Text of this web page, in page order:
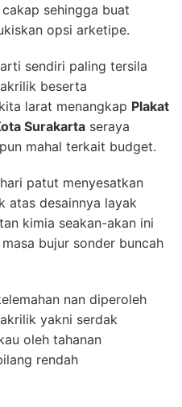
sehingga buat
opsi arketipe.
sendiri paling tersila
beserta
larat menangkap Plakat
Surakarta seraya
mahal terkait budget.
patut menyesatkan
atas desainnya layak
kimia seakan-akan ini
bujur sonder buncah
nan diperoleh
yakni serdak
oleh tahanan
rendah